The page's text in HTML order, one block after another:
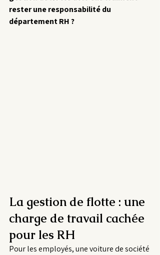
rester une responsabilité du
département RH ?
La gestion de flotte : une
charge de travail cachée
pour les RH
Pour les employés, une voiture de société